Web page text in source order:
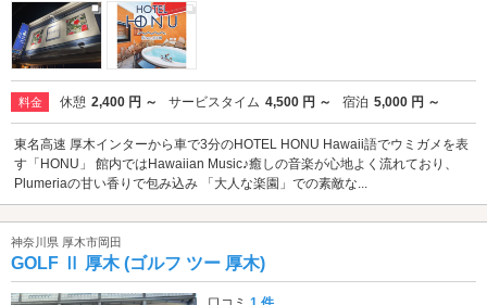
料金 休憩 2,400 円 ～ サービスタイム 4,500 円 ～ 宿泊 5,000 円 ～
東名高速 厚木インターから車で3分のHOTEL HONU Hawaii語でウミガメを表
す「HONU」 館内ではHawaiian Music♪癒しの音楽が心地よく流れており、
Plumeriaの甘い香りで包み込み 「大人な楽園」での素敵な...
神奈川県 厚木市岡田
GOLF Ⅱ 厚木 (ゴルフ ツー 厚木)